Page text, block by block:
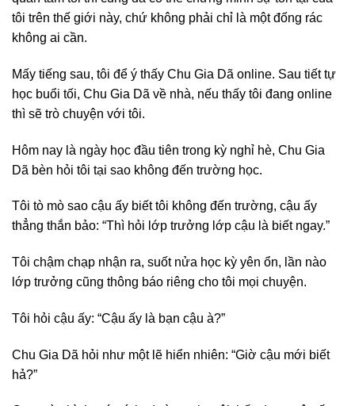
tôi trên thế giới này, chứ không phải chỉ là một đống rác
không ai cần.
Mấy tiếng sau, tôi để ý thấy Chu Gia Dã online. Sau tiết tự
học buổi tối, Chu Gia Dã về nhà, nếu thấy tôi đang online
thì sẽ trò chuyện với tôi.
Hôm nay là ngày học đầu tiên trong kỳ nghỉ hè, Chu Gia
Dã bèn hỏi tôi tại sao không đến trường học.
Tôi tò mò sao cậu ấy biết tôi không đến trường, cậu ấy
thẳng thắn bảo: “Thì hỏi lớp trưởng lớp cậu là biết ngay.”
Tôi chậm chạp nhận ra, suốt nửa học kỳ yên ổn, lần nào
lớp trưởng cũng thông báo riêng cho tôi mọi chuyện.
Tôi hỏi cậu ấy: “Cậu ấy là bạn cậu à?”
Chu Gia Dã hỏi như một lẽ hiển nhiên: “Giờ cậu mới biết
hả?”